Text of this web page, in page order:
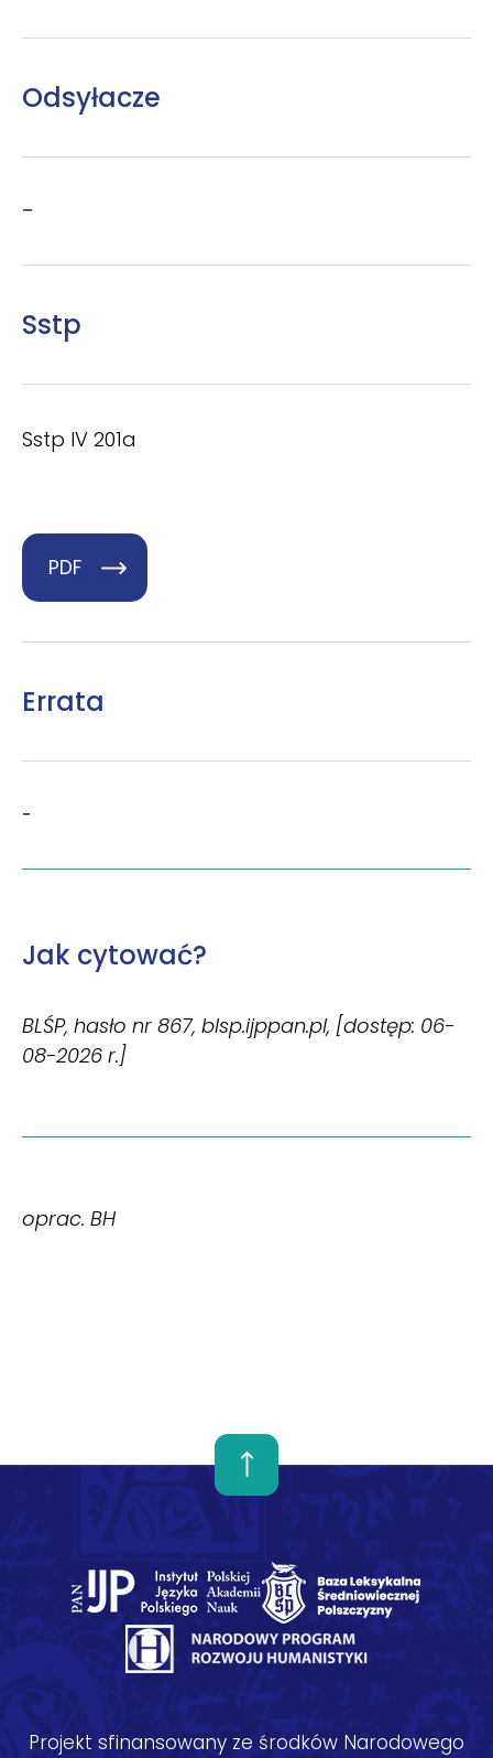
Odsyłacze
–
Sstp
Sstp IV 201a
PDF
Errata
-
Jak cytować?
BLŚP, hasło nr 867, blsp.ijppan.pl, [dostęp: 06-
08-2026 r.]
oprac. BH
Projekt sfinansowany ze środków Narodowego